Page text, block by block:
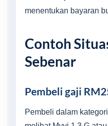
menentukan bayaran
Contoh
Sebenar
Pembeli gaji
Pembeli dalam